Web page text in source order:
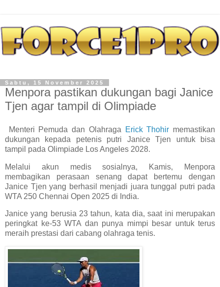
Sabtu, 15 November 2025
Menpora pastikan dukungan bagi Janice
Tjen agar tampil di Olimpiade
Menteri Pemuda dan Olahraga Erick Thohir memastikan
dukungan kepada petenis putri Janice Tjen untuk bisa
tampil pada Olimpiade Los Angeles 2028.
Melalui akun medis sosialnya, Kamis, Menpora
membagikan perasaan senang dapat bertemu dengan
Janice Tjen yang berhasil menjadi juara tunggal putri pada
WTA 250 Chennai Open 2025 di India.
Janice yang berusia 23 tahun, kata dia, saat ini merupakan
peringkat ke-53 WTA dan punya mimpi besar untuk terus
meraih prestasi dari cabang olahraga tenis.